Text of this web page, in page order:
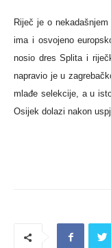
Riječ je o
ima i osvojeno
nosio dres Splita i
napravio je u
mlađe selekcije, a u
Osijek dolazi nakon